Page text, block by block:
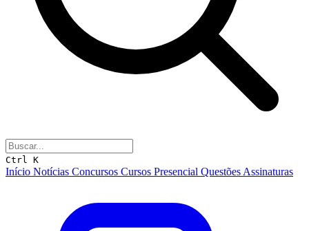
Ctrl K
Início Notícias Concursos Cursos Presencial Questões Assinaturas